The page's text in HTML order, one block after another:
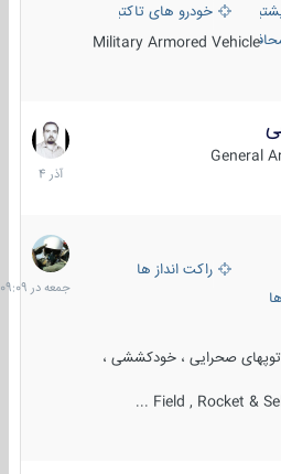
آتش ، شناسایی و ضد تانک
خودرو های تاکتیکی نظامی
شده
Military Armored Vehicle
7
آذر
1404
راکت انداز ها
صحرایی ، خودکششی ،
Field , Rocket &
جمعه
در
09:09